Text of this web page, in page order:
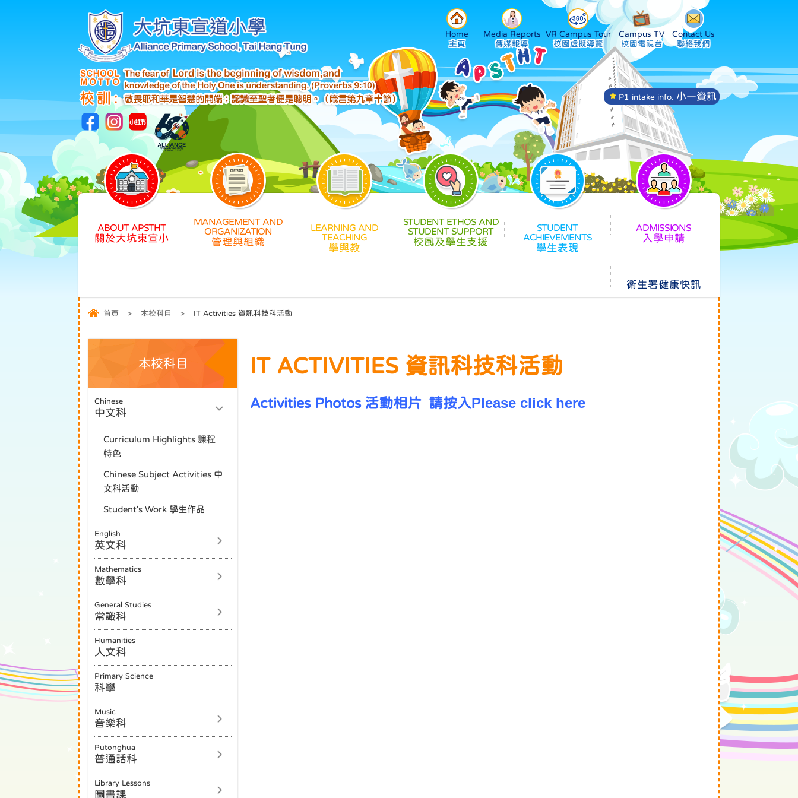
Home Media Reports VR Campus Tour Campus TV Contact Us
P1 intake info. 小一資訊
關於大坑東宣小 管理與組織
學與教
校風及學生支援
學生表現
入學申請
衛生署健康快訊
首頁 > 本校科目 > IT Activities 資訊科技科活動
IT ACTIVITIES 資訊科技科活動
Activities Photos 活動相片 請按入Please click here
本校科目
Chinese
中文科
Curriculum Highlights 課程
特色
Chinese Subject Activities 中
文科活動
Student's Work 學生作品
English
英文科
Mathematics
數學科
General Studies
常識科
Humanities
人文科
Primary Science
科學
Music
音樂科
Putonghua
普通話科
Library Lessons
圖書課